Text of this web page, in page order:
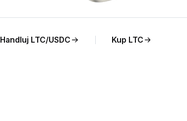
Handluj LTC/USDC Kup LTC